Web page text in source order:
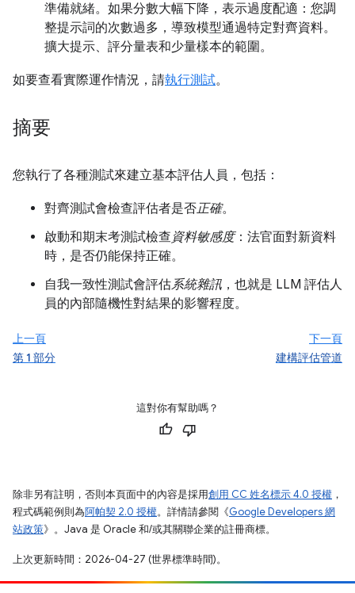
準備就緒。如果分數大幅下降，表示過度配適：您調
整提示詞的次數過多，導致模型通過特定對齊資料。
擴大提示、評分量表和少量樣本的範圍。
如要查看實際運作情況，請執行測試。
摘要
您執行了各種測試來建立基本評估人員，包括：
對齊測試會檢查評估者是否正確。
啟動和期末考測試檢查 資料敏感度：法官面對新資料
時，是否仍能保持正確。
自我一致性測試會評估系統雜訊 ，也就是 LLM 評估人
員的內部隨機性對結果的影響程度。
上一頁
第 1 部分
下一頁
建構評估管道
這對你有幫助嗎？
除非另有註明，否則本頁面中的內容是採用創用 CC 姓名標示 4.0 授權 ，
程式碼範例則為阿帕契 2.0 授權。詳情請參閱《Google Developers 網
站政策》。Java 是 Oracle 和/或其關聯企業的註冊商標。
上次更新時間：2026-04-27 (世界標準時間)。